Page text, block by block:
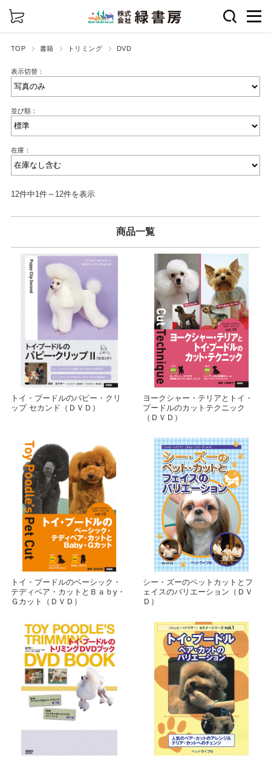
TOP 書籍 トリミング DVD
表示切替：
並び順：
在庫：
12件中1件～12件を表示
商品一覧
トイ・プードルのパピー・クリ
ップ セカンド（ＤＶＤ）
ヨークシャー・テリアとトイ・
プードルのカットテクニック
（ＤＶＤ）
トイ・プードルのベーシック・
テディベア・カットとＢａｂy・
Ｇカット（ＤＶＤ）
シー・ズーのペットカットとフ
ェイスのバリエーション（ＤＶ
Ｄ）